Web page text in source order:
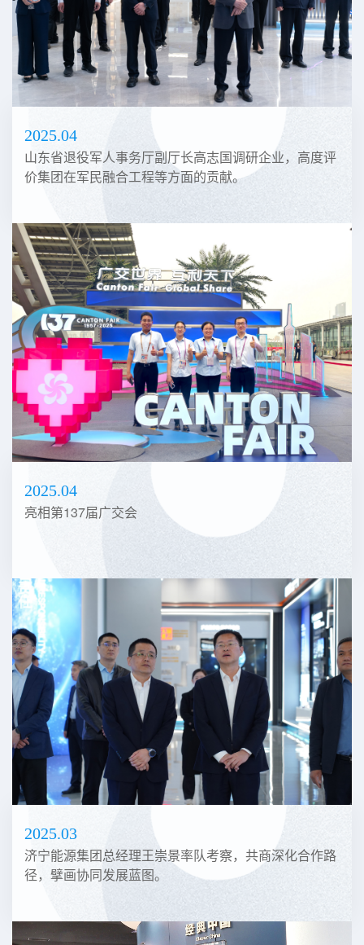
2025.04
山东省退役军人事务厅副厅长高志国调研企业，高度评
价集团在军民融合工程等方面的贡献。
2025.04
亮相第137届广交会
2025.03
济宁能源集团总经理王崇景率队考察，共商深化合作路
径，擘画协同发展蓝图。